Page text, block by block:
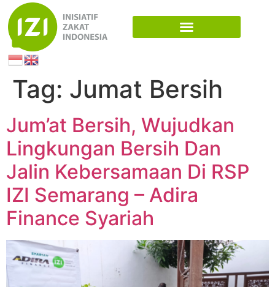
Tag: Jumat Bersih
Jum’at Bersih, Wujudkan
Lingkungan Bersih Dan
Jalin Kebersamaan Di RSP
IZI Semarang – Adira
Finance Syariah